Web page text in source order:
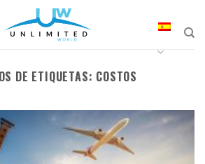
DE ETIQUETAS: COSTOS